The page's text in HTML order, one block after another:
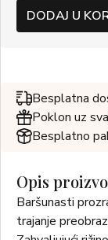
DODAJ U
Besplatna
Poklon uz
Besplatno
Opis
Baršunasti
trajanje